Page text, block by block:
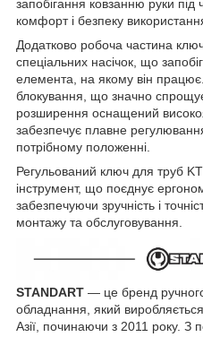
запобігання ковзанню руки
комфорт і безпеку
Додатково робоча частина
спеціальних насічок, що
елемента, на якому він
блокування, що значно
розширення оснащений
забезпечує плавне
потрібному положенні.
Регульований ключ для труб
інструмент, що поєднує
забезпечуючи зручність і
монтажу та обслуговування.
STANDART — це бренд
обладнання, який
Азії, починаючи з 2011 року. З